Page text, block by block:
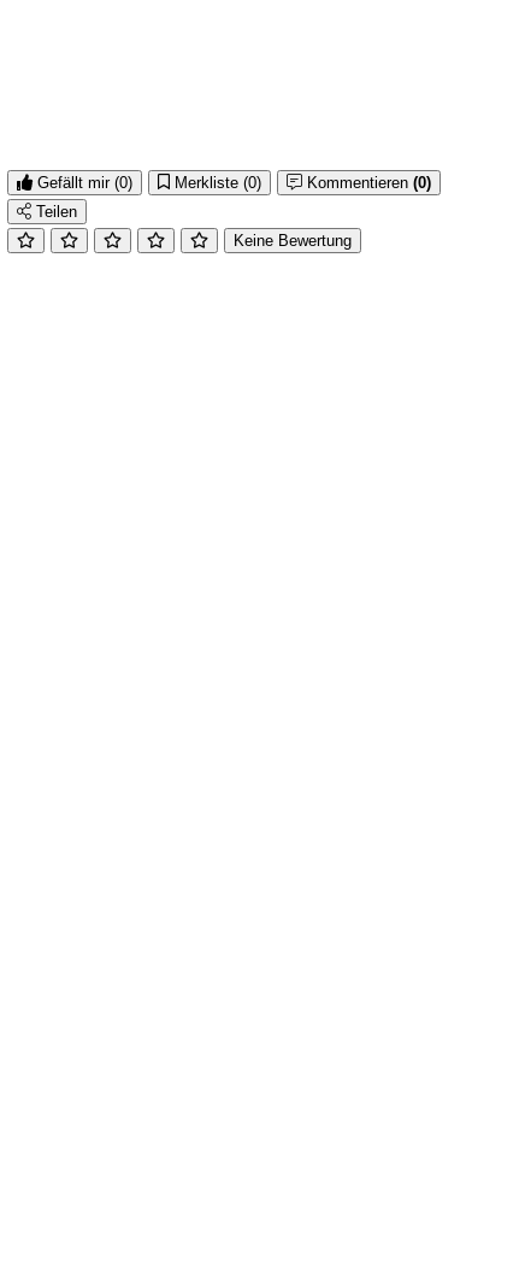
Gefällt mir (0) Merkliste (0) Kommentieren (0)
Teilen
Keine Bewertung